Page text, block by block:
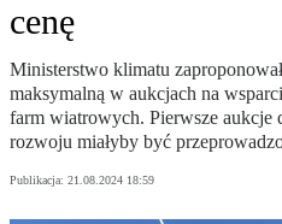
cenę
Ministerstwo klimatu
maksymalną w aukcjach na
farm wiatrowych. Pierwsze aukcje
rozwoju miałyby być
Publikacja: 21.08.2024 18:59